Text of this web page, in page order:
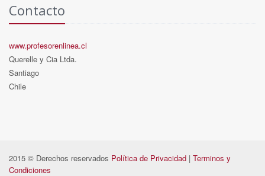
Contacto
www.profesorenlinea.cl
Querelle y Cia Ltda.
Santiago
Chile
2015 © Derechos reservados Política de Privacidad | Terminos y
Condiciones